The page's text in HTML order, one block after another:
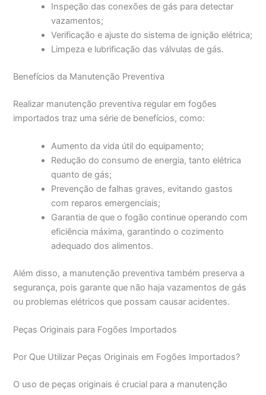
Inspeção das conexões de gás para detectar
vazamentos;
Verificação e ajuste do sistema de ignição elétrica;
Limpeza e lubrificação das válvulas de gás.
Benefícios da Manutenção Preventiva
Realizar manutenção preventiva regular em fogões
importados traz uma série de benefícios, como:
Aumento da vida útil do equipamento;
Redução do consumo de energia, tanto elétrica
quanto de gás;
Prevenção de falhas graves, evitando gastos
com reparos emergenciais;
Garantia de que o fogão continue operando com
eficiência máxima, garantindo o cozimento
adequado dos alimentos.
Além disso, a manutenção preventiva também preserva a
segurança, pois garante que não haja vazamentos de gás
ou problemas elétricos que possam causar acidentes.
Peças Originais para Fogões Importados
Por Que Utilizar Peças Originais em Fogões Importados?
O uso de peças originais é crucial para a manutenção